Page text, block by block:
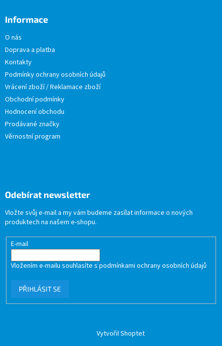
Informace
O nás
Doprava a platba
Kontakty
Podmínky ochrany osobních údajů
Vrácení zboží / Reklamace zboží
Obchodní podmínky
Hodnocení obchodu
Prodávané značky
Věrnostní program
Odebírat newsletter
Vložte svůj e-mail a my vám budeme zasílat informace o nových
produktech na našem e-shopu.
E-mail
Vložením e-mailu souhlasíte s podmínkami ochrany osobních údajů
PŘIHLÁSIT SE
Vytvořil Shoptet